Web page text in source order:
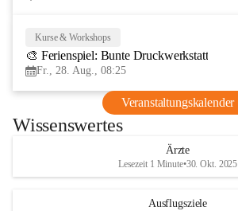
Kurse & Workshops
🎨 Ferienspiel: Bunte Druckwerkstatt
Fr., 28. Aug., 08:25
Veranstaltungskalender
Wissenswertes
Ärzte
Lesezeit 1 Minute•30. Okt. 2025
Ausflugsziele